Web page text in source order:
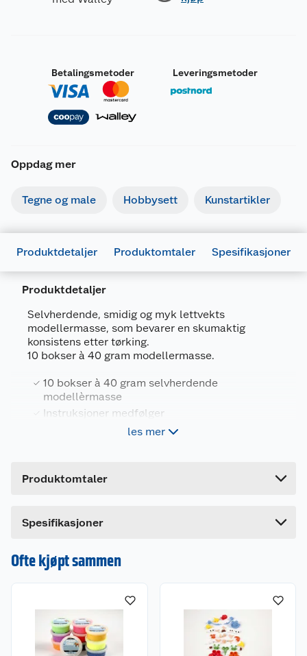
Betalingsmetoder Leveringsmetoder
Oppdag mer
Tegne og male Hobbysett Kunstartikler
Produktdetaljer Produktomtaler Spesifikasjoner
Produktdetaljer
Selvherdende, smidig og myk lettvekts
modellermasse, som bevarer en skumaktig
konsistens etter tørking.
10 bokser à 40 gram modellermasse.
10 bokser à 40 gram selvherdende
modellèrmasse
Instruksjoner medfølger
Passer for barn fra 3 år
les mer
Produktomtaler
Dette produktet har ikke fått noen omtale ennå.
en omtale.
Spesifikasjoner
Generelt
Leverandørens artikkelnummer
Lengde
Ofte kjøpt sammen